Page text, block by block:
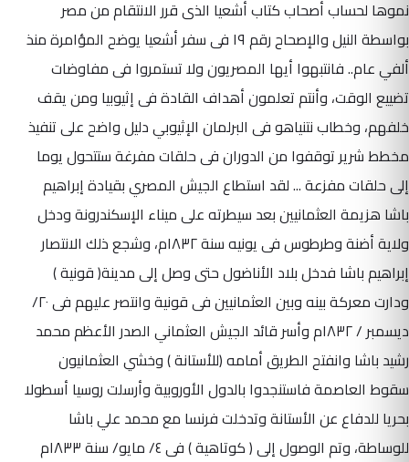
نموها لحساب أصحاب كتاب أشعيا الذى قرر الانتقام من مصر
بواسطة النيل والإصحاح رقم ١٩ فى سفر أشعيا يوضح المؤامرة منذ
ألفي عام.. فانتبهوا أيها المصريون ولا تستمروا فى مفاوضات
تضييع الوقت، وأنتم تعلمون أهداف القادة فى إثيوبيا ومن يقف
خلفهم، وخطاب نتنياهو فى البرلمان الإثيوبي دليل واضح على تنفيذ
مخطط شرير توقفوا من الدوران فى حلقات مفرغة ستتحول يوما
إلى حلقات مفزعة ... لقد استطاع الجيش المصري بقيادة إبراهيم
باشا هزيمة العثمانيين بعد سيطرته على ميناء الإسكندرونة ودخل
ولاية أضنة وطرطوس فى يونيه سنة ١٨٣٢م، وشجع ذلك الانتصار
إبراهيم باشا فدخل بلاد الأناضول حتى وصل إلى مدينة( قونية )
ودارت معركة بينه وبين العثمانيين فى قونية وانتصر عليهم فى ٢٠/
ديسمبر / ١٨٣٢م وأسر قائد الجيش العثماني الصدر الأعظم محمد
رشيد باشا وانفتح الطريق أمامه (للأستانة ) وخشي العثمانيون
سقوط العاصمة فاستنجدوا بالدول الأوروبية وأرسلت روسيا أسطولا
بحريا للدفاع عن الأستانة وتدخلت فرنسا مع محمد علي باشا
للوساطة، وتم الوصول إلى ( كوتاهية ) فى ٤/ مايو/ سنة ١٨٣٣م